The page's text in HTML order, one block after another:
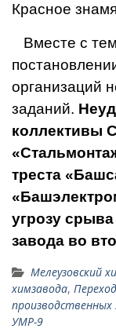
Красное
Вместе с
организаций
за­даний.
коллективы
треста
угро­зу
завода во
Мелеузовский
химзавода,
производственных
УМР-9